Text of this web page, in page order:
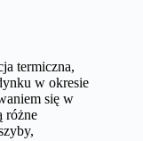
termiczna,
w okresie
się w
różne